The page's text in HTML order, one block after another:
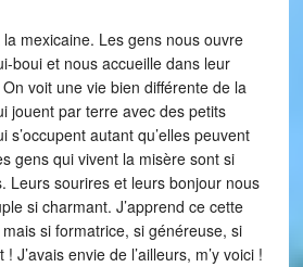
mexicaine. Les gens nous ouvre
boui et nous accueille dans leur
voit une vie bien différente de la
jouent par terre avec des petits
s’occupent autant qu’elles peuvent
gens qui vivent la misère sont si
Leurs sourires et leurs bonjour nous
si charmant. J’apprend ce cette
si formatrice, si généreuse, si
J’avais envie de l’ailleurs, m’y voici !